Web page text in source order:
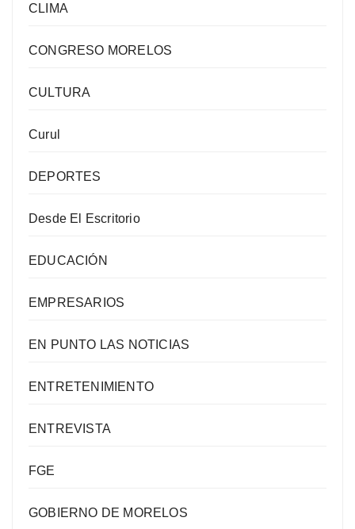
CLIMA
CONGRESO MORELOS
CULTURA
Curul
DEPORTES
Desde El Escritorio
EDUCACIÓN
EMPRESARIOS
EN PUNTO LAS NOTICIAS
ENTRETENIMIENTO
ENTREVISTA
FGE
GOBIERNO DE MORELOS